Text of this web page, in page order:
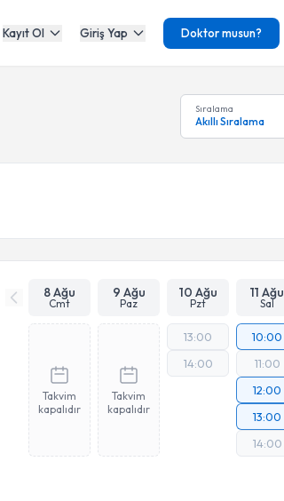
Kayıt Ol Giriş Yap Doktor musun?
Sıralama
Akıllı Sıralama
8 Ağu
Cmt
9 Ağu
Paz
10 Ağu
Pzt
11 Ağu
Sal
Takvim
kapalıdır
Takvim
kapalıdır
13:00
14:00
10:00
11:00
12:00
13:00
14:00